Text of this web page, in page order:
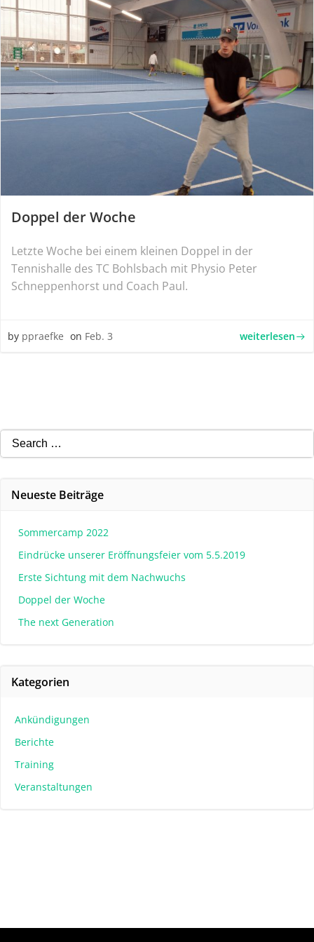
Doppel der Woche
Letzte Woche bei einem kleinen Doppel in der
Tennishalle des TC Bohlsbach mit Physio Peter
Schneppenhorst und Coach Paul.
by ppraefke on Feb. 3 weiterlesen
Search
for:
Neueste Beiträge
Sommercamp 2022
Eindrücke unserer Eröffnungsfeier vom 5.5.2019
Erste Sichtung mit dem Nachwuchs
Doppel der Woche
The next Generation
Kategorien
Ankündigungen
Berichte
Training
Veranstaltungen